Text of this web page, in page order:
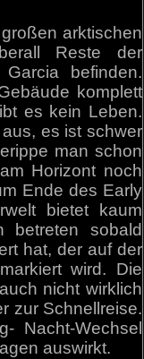
arktischen
Reste der
befinden.
komplett
es kein Leben.
es ist schwer
man schon
Horizont noch
Ende des Early
bietet kaum
betreten sobald
hat, der auf der
wird. Die
nicht wirklich
zur Schnellreise.
Nacht-Wechsel
auswirkt.